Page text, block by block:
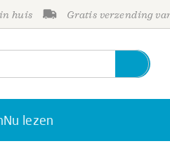
huis Gratis verzending
Nu lezen